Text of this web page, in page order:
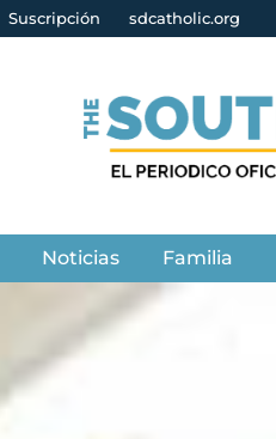
Suscripción sdcatholic.org
Noticias Familia